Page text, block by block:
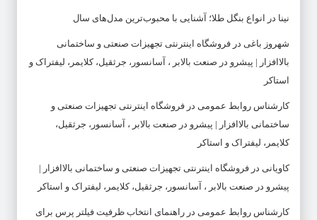
نینا در انواع بنگل طلا؛ آشنایی با محبوب‌ترین مدل‌های سال
شهروز باغی در فروشگاه اینترنتی تجهیزات صنعتی و ساختمانی
بالاافزار | پیشرو در صنعت بالابر ، آسانسور، جرثقیل، کلایمر، لیفتراک و
استاکر
کارشناس روابط عمومی در فروشگاه اینترنتی تجهیزات صنعتی و
ساختمانی بالاافزار | پیشرو در صنعت بالابر ، آسانسور، جرثقیل،
کلایمر، لیفتراک و استاکر
کاویانی در فروشگاه اینترنتی تجهیزات صنعتی و ساختمانی بالاافزار |
پیشرو در صنعت بالابر ، آسانسور، جرثقیل، کلایمر، لیفتراک و استاکر
کارشناس روابط عمومی در راهنمای انتخاب ظرفیت فیلتر پرس برای